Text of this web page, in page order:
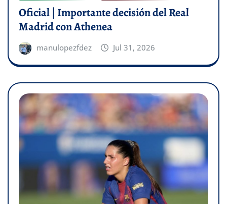
Oficial | Importante decisión del Real
Madrid con Athenea
manulopezfdez Jul 31, 2026